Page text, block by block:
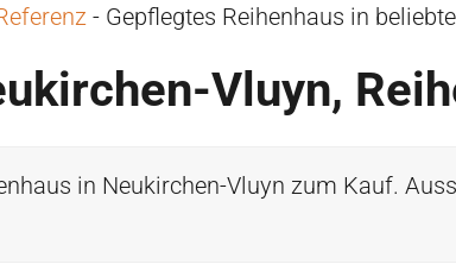
- Gepflegtes Reihenhaus in
Vluyn,
in Neukirchen-Vluyn zum Kauf.